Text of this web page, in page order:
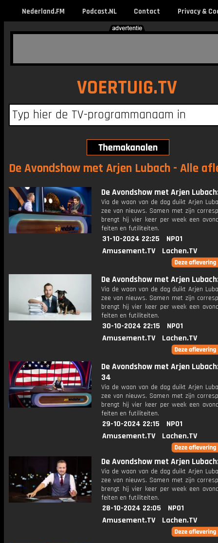
Nederland.FM Podcast.NL Contact Privacy &
VOERTUIG.TV
De Avondshow met Arjen Lubach - Alle
De Avondshow met Arjen
Via de waan van de dag duikt Arjen
zee van nieuws. Samen met zijn
brengt hij vier keer per week een
feiten en futiliteiten.
31-10-2024 22:25
NPO1
Amusement.TV
Lachen.TV
De Avondshow met Arjen
Via de waan van de dag duikt Arjen
zee van nieuws. Samen met zijn
brengt hij vier keer per week een
feiten en futiliteiten.
30-10-2024 22:15
NPO1
Amusement.TV
Lachen.TV
De Avondshow met Arjen
34
Via de waan van de dag duikt Arjen
zee van nieuws. Samen met zijn
brengt hij vier keer per week een
feiten en futiliteiten.
29-10-2024 22:15
NPO1
Amusement.TV
Lachen.TV
De Avondshow met Arjen
Via de waan van de dag duikt Arjen
zee van nieuws. Samen met zijn
brengt hij vier keer per week een
feiten en futiliteiten.
28-10-2024 22:05
NPO1
Amusement.TV
Lachen.TV